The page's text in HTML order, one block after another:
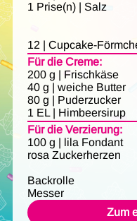
1 Prise(n) | Salz
12 | Cupcake-
Für die Creme:
200 g | Frischkäse
40 g | weiche Butter
80 g | Puderzucker
1 EL | Himbeersirup
Für die Verzierung:
100 g | lila Fondant
rosa Zuckerherzen
Backrolle
Messer
Zum